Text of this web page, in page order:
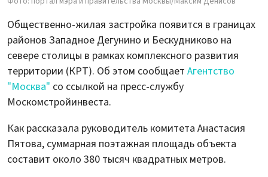
Общественно-жилая застройка появится в границах
районов Западное Дегунино и Бескудниково на
севере столицы в рамках комплексного развития
территории (КРТ). Об этом сообщает Агентство
"Москва" со ссылкой на пресс-службу
Москомстройинвеста.
Как рассказала руководитель комитета Анастасия
Пятова, суммарная поэтажная площадь объекта
составит около 380 тысяч квадратных метров.